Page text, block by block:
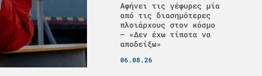
Αφήνει τις γέφυρες μία
από τις διασημότερες
πλοιάρχους στον κόσμο
– «Δεν έχω τίποτα να
αποδείξω»
06.08.26